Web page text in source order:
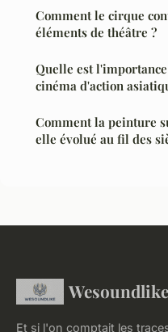
Comment le cirque
éléments de théâtre ?
Quelle est
cinéma d'action
Comment la peinture
elle évolué au fil des
Wesoundlike
Et si l'on comptait les